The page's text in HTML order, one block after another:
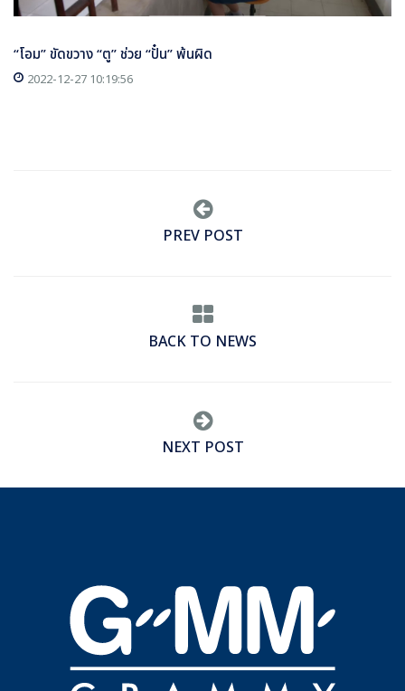
“โอม” ขัดขวาง “ตู” ช่วย “ปั๋น” พ้นผิด
2022-12-27 10:19:56
PREV POST
BACK TO NEWS
NEXT POST